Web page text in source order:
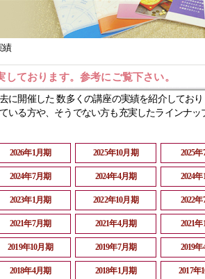
績
しております。参考にご覧下さい。
に開催した 数多くの講座の実績を紹介してお
いる方や、そうでない方も充実したラインナッ
2026年1月期 2025年10月期 2025
2024年7月期 2024年4月期 2024
2023年1月期 2022年10月期 2022
2021年7月期 2021年4月期 2021
2019年10月期 2019年7月期 2019
2018年4月期 2018年1月期 2017年